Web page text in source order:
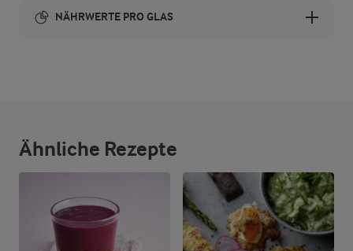
NÄHRWERTE PRO GLAS
Ballaststoffe
1,6 g
Fett
0,4 g
Ähnliche Rezepte